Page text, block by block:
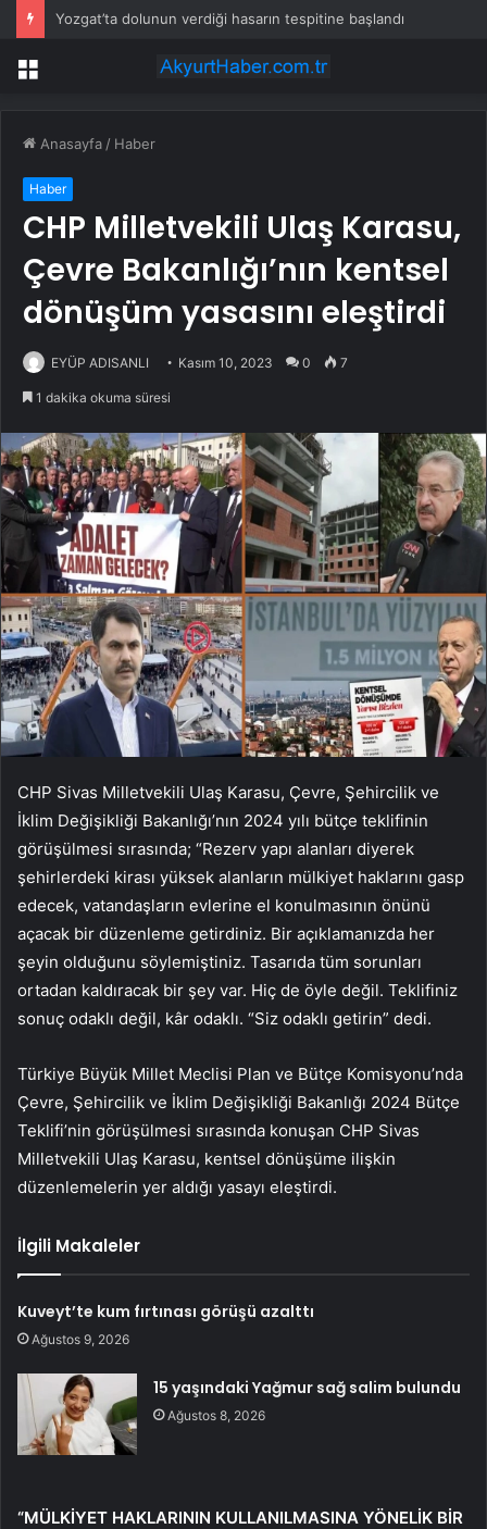
Yozgat’ta dolunun verdiği hasarın tespitine başlandı
Menü
Anasayfa / Haber
Haber
CHP Milletvekili Ulaş Karasu,
Çevre Bakanlığı’nın kentsel
dönüşüm yasasını eleştirdi
EYÜP ADISANLI Kasım 10, 2023 0 7
1 dakika okuma süresi
CHP Sivas Milletvekili Ulaş Karasu, Çevre, Şehircilik ve
İklim Değişikliği Bakanlığı’nın 2024 yılı bütçe teklifinin
görüşülmesi sırasında; “Rezerv yapı alanları diyerek
şehirlerdeki kirası yüksek alanların mülkiyet haklarını gasp
edecek, vatandaşların evlerine el konulmasının önünü
açacak bir düzenleme getirdiniz. Bir açıklamanızda her
şeyin olduğunu söylemiştiniz. Tasarıda tüm sorunları
ortadan kaldıracak bir şey var. Hiç de öyle değil. Teklifiniz
sonuç odaklı değil, kâr odaklı. “Siz odaklı getirin” dedi.
Türkiye Büyük Millet Meclisi Plan ve Bütçe Komisyonu’nda
Çevre, Şehircilik ve İklim Değişikliği Bakanlığı 2024 Bütçe
Teklifi’nin görüşülmesi sırasında konuşan CHP Sivas
Milletvekili Ulaş Karasu, kentsel dönüşüme ilişkin
düzenlemelerin yer aldığı yasayı eleştirdi.
İlgili Makaleler
Kuveyt’te kum fırtınası görüşü azalttı
Ağustos 9, 2026
15 yaşındaki Yağmur sağ salim bulundu
Ağustos 8, 2026
“MÜLKİYET HAKLARININ KULLANILMASINA YÖNELİK BİR